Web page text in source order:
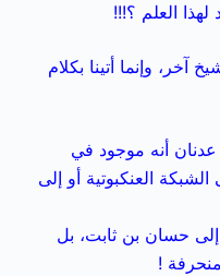
العلم ؟!!!
آخر، وإنما أتينا بكلام
أنه موجود في
العنكبوتية أو إلى
حسان بن ثابت، بل
!